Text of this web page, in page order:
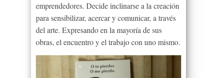
emprendedores. Decide inclinarse a la creación
para sensibilizar, acercar y comunicar, a través
del arte. Expresando en la mayoría de sus
obras, el encuentro y el trabajo con uno mismo.